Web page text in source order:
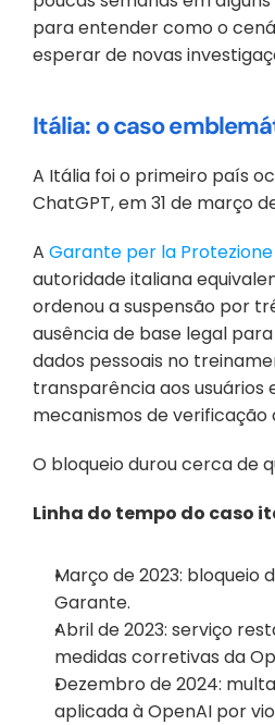
para entender como o
esperar de novas
Itália: o caso
A Itália foi o primeiro país
ChatGPT, em 31 de março
A Garante per la
autoridade italiana
ordenou a suspensão por
ausência de base legal
dados pessoais no
transparência aos usuários
mecanismos de verificação
O bloqueio durou cerca de
Linha do tempo do caso
Março de 2023: bloqueio
Garante.
Abril de 2023: serviço
medidas corretivas da
Dezembro de 2024:
aplicada à OpenAI por